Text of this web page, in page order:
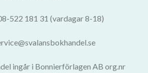
522 181 31 (vardagar 8-18)
ingår i Bonnierförlagen AB org.nr